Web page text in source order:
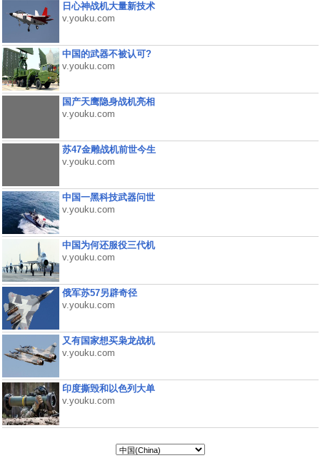
日心神战机大量新技术
v.youku.com
中国的武器不被认可?
v.youku.com
国产天鹰隐身战机亮相
v.youku.com
苏47金雕战机前世今生
v.youku.com
中国一黑科技武器问世
v.youku.com
中国为何还服役三代机
v.youku.com
俄军苏57另辟奇径
v.youku.com
又有国家想买枭龙战机
v.youku.com
印度撕毁和以色列大单
v.youku.com